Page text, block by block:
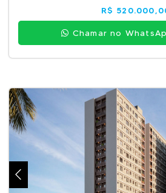
R$
Chamar no